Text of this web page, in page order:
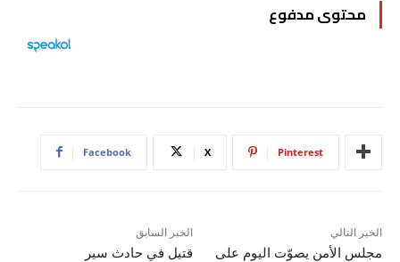
محتوى مدفوع
Facebook X Pinterest
الخبر السابق
قتيل في حادث سير
الخبر التالي
مجلس الأمن يصوّت اليوم على